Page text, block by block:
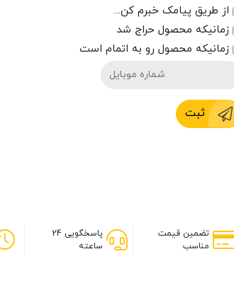
از طریق پیامک خبرم کن...
زمانیکه محصول حراج شد
زمانیکه محصول رو به اتمام است
ثبت
تضمین قیمت
مناسب
پاسخگویی 24
ساعته